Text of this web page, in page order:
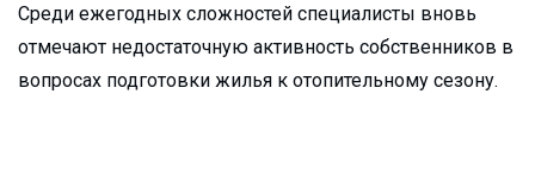
Среди ежегодных сложностей специалисты вновь
отмечают недостаточную активность собственников в
вопросах подготовки жилья к отопительному сезону.